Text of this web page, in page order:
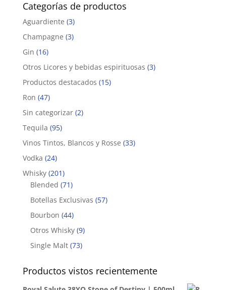
Categorías de productos
Aguardiente (3)
Champagne (3)
Gin (16)
Otros Licores y bebidas espirituosas (3)
Productos destacados (15)
Ron (47)
Sin categorizar (2)
Tequila (95)
Vinos Tintos, Blancos y Rosse (33)
Vodka (24)
Whisky (201)
Blended (71)
Botellas Exclusivas (57)
Bourbon (44)
Otros Whisky (9)
Single Malt (73)
Productos vistos recientemente